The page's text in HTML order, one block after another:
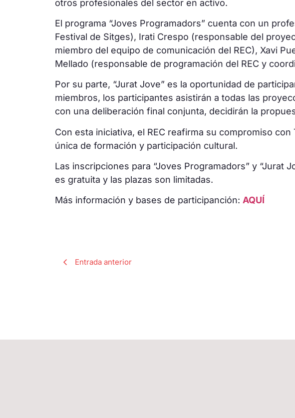
otros profesionales del sector en activo.
El programa “Joves Programadors” cuenta con un
Festival de Sitges), Irati Crespo (responsable del
miembro del equipo de comunicación del REC), Xavi
Mellado (responsable de programación del REC y
Por su parte, “Jurat Jove” es la oportunidad de
miembros, los participantes asistirán a todas las
con una deliberación final conjunta, decidirán la
Con esta iniciativa, el REC reafirma su compromiso
única de formación y participación cultural.
Las inscripciones para “Joves Programadors” y
es gratuita y las plazas son limitadas.
Más información y bases de participanción: AQUÍ
Entrada anterior